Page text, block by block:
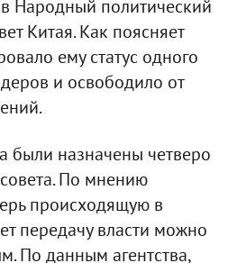
Народный политический
Китая. Как поясняет
ему статус одного
и освободило от
были назначены четверо
По мнению
происходящую в
передачу власти можно
По данным агентства,